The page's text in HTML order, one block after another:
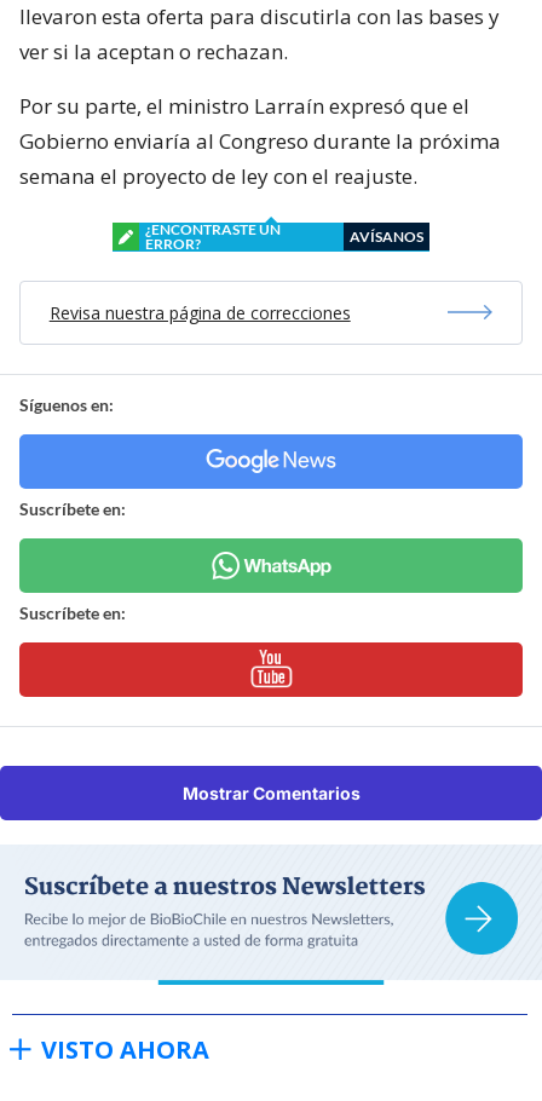
llevaron esta oferta para discutirla con las bases y
ver si la aceptan o rechazan.
Por su parte, el ministro Larraín expresó que el
Gobierno enviaría al Congreso durante la próxima
semana el proyecto de ley con el reajuste.
¿ENCONTRASTE UN
ERROR?
AVÍSANOS
Revisa nuestra página de correcciones
Síguenos en:
Suscríbete en:
Suscríbete en:
Mostrar Comentarios
VISTO AHORA